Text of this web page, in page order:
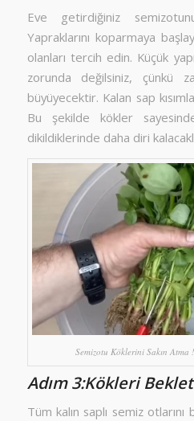
Eve getirdiğiniz
Yapraklarını koparmaya
olanları tercih edin. Küçük
zorunda değilsiniz, çünkü
büyüyecektir. Kalan sap
Bu şekilde kökler
dikildiklerinde daha diri
Semizotu Köklerini Sakın Atma
Adım 3:Kökleri
Tüm kalın saplı semiz